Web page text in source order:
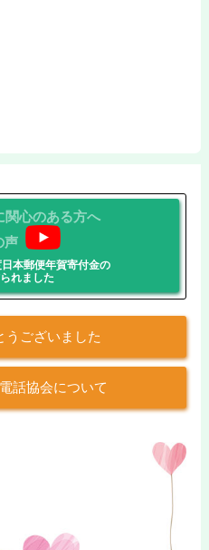
関心のある方へ
声
本郵便年賀寄付金の
れました
うございました
話協会について